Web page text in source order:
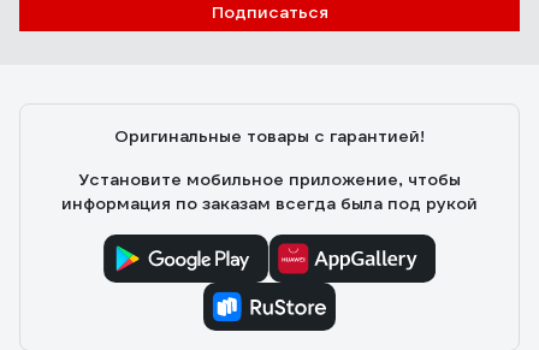
Подписаться
Оригинальные товары с гарантией!
Установите мобильное приложение, чтобы
информация по заказам всегда была под рукой